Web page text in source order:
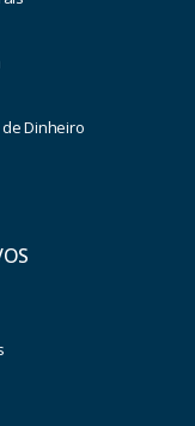
Dinheiro